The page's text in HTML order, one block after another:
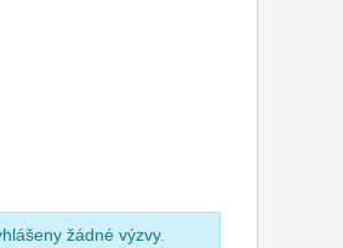
žádné výzvy.